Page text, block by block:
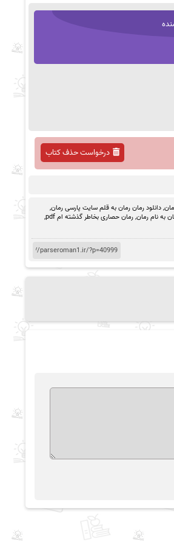
درخواست حذف کتاب
,دانلود رمان رمان به قلم سایت پارسی رمان,
به نام رمان,رمان حصاری بخاطر گذشته ام pdf
,